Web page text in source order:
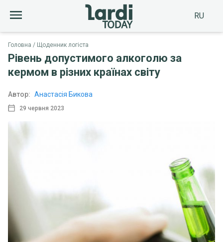
RU
Головна Щоденник логіста
Рівень допустимого алкоголю за
кермом в різних країнах світу
29 червня 2023
Автор: Анастасія Бикова